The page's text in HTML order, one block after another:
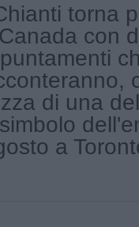
torna
con
di una
a